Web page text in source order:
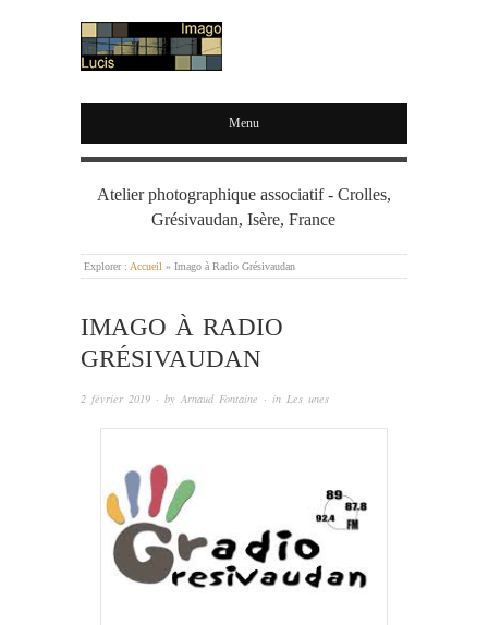
IMAGO LUCIS
Menu
Atelier photographique associatif - Crolles,
Grésivaudan, Isère, France
Explorer : Accueil » Imago à Radio Grésivaudan
IMAGO À RADIO
GRÉSIVAUDAN
2 février 2019 · by Arnaud Fontaine · in Les unes